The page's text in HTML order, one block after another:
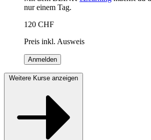
nur einem Tag.
120 CHF
Preis inkl. Ausweis
Anmelden
Weitere Kurse anzeigen